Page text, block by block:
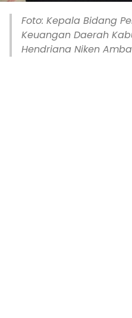
Foto: Kepala Bidang
Keuangan Daerah
Hendriana Niken